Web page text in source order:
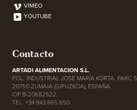
VIMEO
YOUTUBE
Contacto
ARTADI ALIMENTACION S.L.
POL. INDUSTRIAL JOSE MARÍA KORTA, PARC 5,
20750 ZUMAIA (GIPUZKOA), ESPAÑA
CIF B-20682522,
TEL. +34 943 865 650